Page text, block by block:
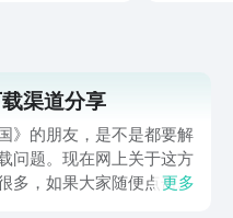
渠道分享
》的朋友，是不是都要解
问题。现在网上关于这方
多，如果大家随便点击陌
更多